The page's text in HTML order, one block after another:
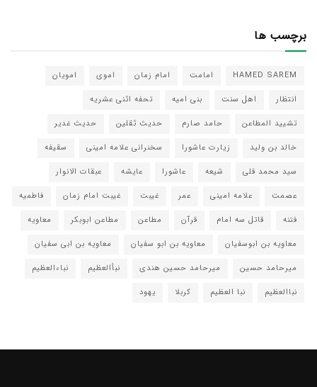
برچسب ها
HAMED SAREM امامت امام زمان اموی
امویان
انتظار
اهل سنت بنی امیه
تحفه اثنی عشریه
تشیید المطاعن
حامد صارم حدیث ثقلین
حدیث غدیر
خالد بن ولید
زیارت عاشورا سخنرانی علامه امینی
سقیفه
سید محمد قلی
شیعه عاشورا عایشه
عبقات الانوار
عصمت
علامه امینی عمر غیبت غیبت امام زمان
فاطمیه
فتنه
قاتل سه امام قرآن مطاعن مطاعن ابوبکر
معاویه
معاویه بن ابوسفیان
معاویه بن ابو سفیان
معاویه بن ابی سفیان
میرحامد حسین
میرحامد حسین هندی نبأالعظیم
نباءالعظیم
نباالعظیم
نبا العظیم کربلا یهود